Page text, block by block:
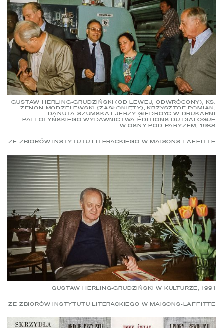
GUSTAW HERLING-GRUDZIŃSKI (OD LEWEJ, ODWRÓCONY), KS.
ZENON MODZELEWSKI (ZASŁONIĘTY), KRZYSZTOF POMIAN,
DANUTA SZUMSKA I JERZY GIEDROYC W DRUKARNI
PALLOTYŃSKIEGO WYDAWNICTWA ÉDITIONS DU DIALOGUE
W OSNY POD PARYŻEM, 1988
ZE ZBIORÓW INSTYTUTU LITERACKIEGO W MAISONS-LAFFITTE
GUSTAW HERLING-GRUDZIŃSKI W KULTURZE, 1991
ZE ZBIORÓW INSTYTUTU LITERACKIEGO W MAISONS-LAFFITTE